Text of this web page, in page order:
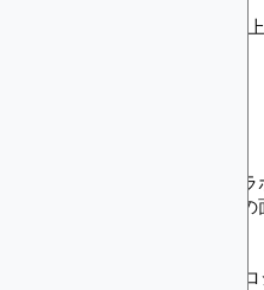
さらに、CoinMarketCapの
パートナーシップとコ
時価総額とランキング
これらの利益は総合的にプ